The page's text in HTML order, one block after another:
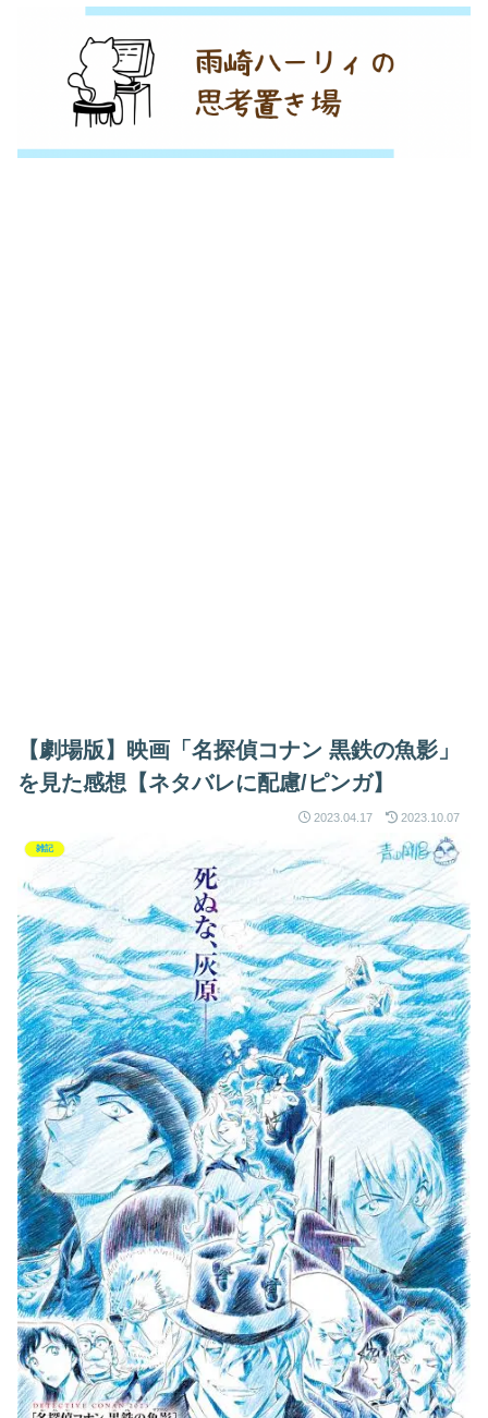
【劇場版】映画「名探偵コナン 黒鉄の魚影」
を見た感想【ネタバレに配慮/ピンガ】
2023.04.17 2023.10.07
雑記